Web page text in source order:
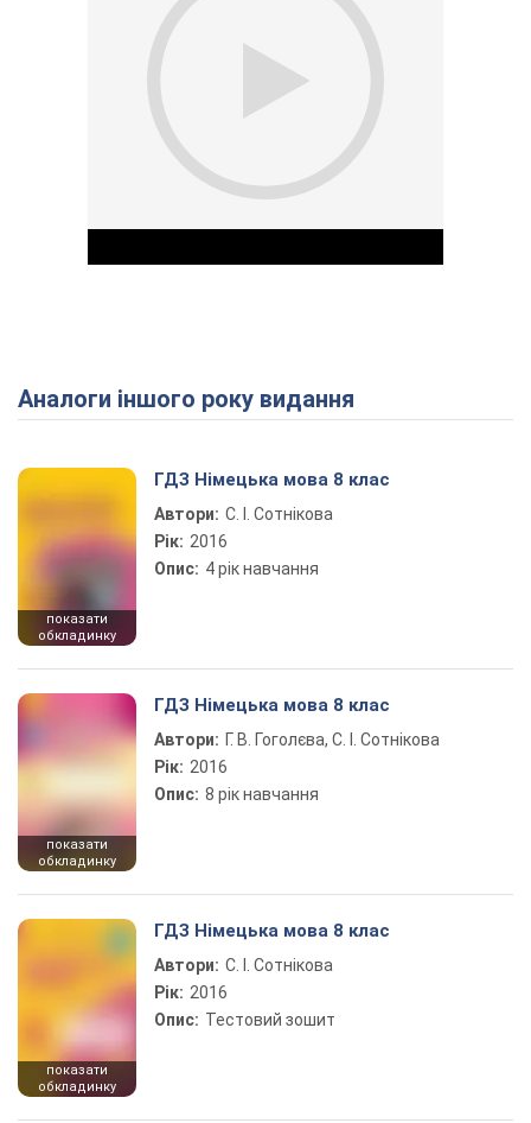
Play Video
Аналоги іншого року видання
показати
обкладинку
ГДЗ Німецька мова 8 клас
Автори: С. І. Сотнікова
Рік: 2016
Опис: 4 рік навчання
показати
обкладинку
ГДЗ Німецька мова 8 клас
Автори: Г. В. Гоголєва, С. І. Сотнікова
Рік: 2016
Опис: 8 рік навчання
показати
обкладинку
ГДЗ Німецька мова 8 клас
Автори: С. І. Сотнікова
Рік: 2016
Опис: Тестовий зошит